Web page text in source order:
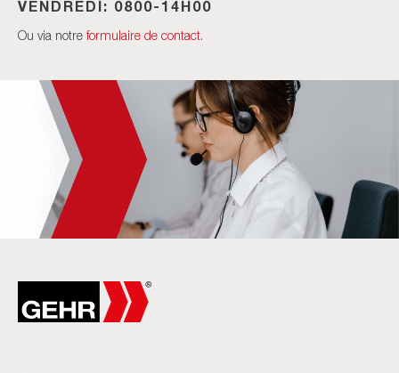
VENDREDI: 0800-14H00
Ou via notreformulaire de contact.